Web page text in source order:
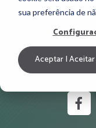
sua preferência de
Aceptar | Aceitar
Employee